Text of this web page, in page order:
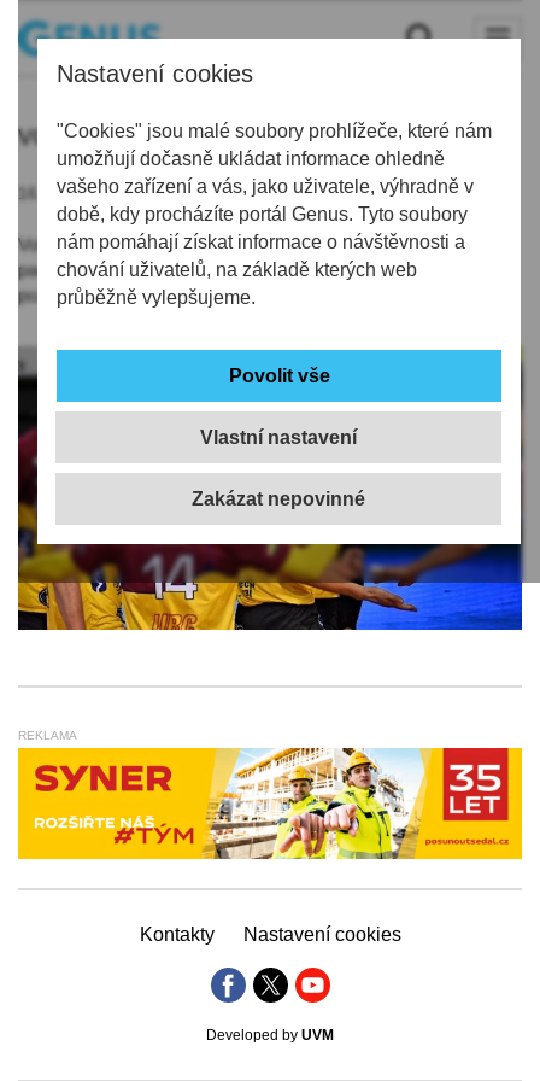
Nastavení cookies
"Cookies" jsou malé soubory prohlížeče, které nám
umožňují dočasně ukládat informace ohledně
vašeho zařízení a vás, jako uživatele, výhradně v
době, kdy procházíte portál Genus. Tyto soubory
nám pomáhají získat informace o návštěvnosti a
chování uživatelů, na základě kterých web
průběžně vylepšujeme.
Vlastní nastavení
volejbal
16.11.2020 | 7:44
Volejbalisté Dukly Liberec se po více než měsíční koronavirové
pauze budou muset obejít bez trenéra Michala Nekoly. Měl
pozitivní výsledek na covid-19.
REKLAMA
Kontakty Nastavení cookies
Developed by UVM